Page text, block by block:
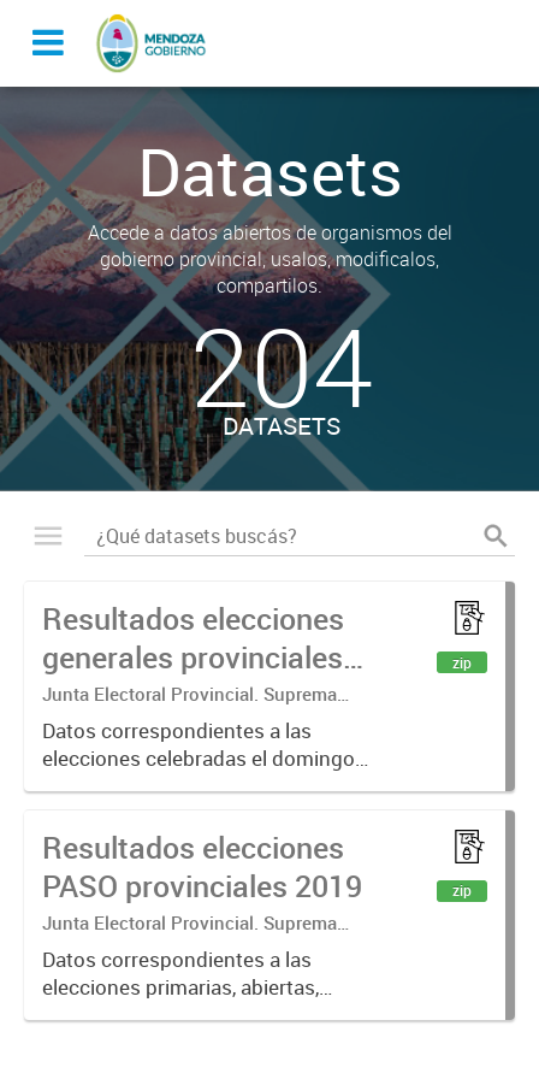
Datasets
Accede a datos abiertos de organismos del
gobierno provincial, usalos, modificalos,
compartilos.
204
DATASETS
Resultados elecciones
generales provinciales
2015
Junta Electoral Provincial. Suprema
Corte de Justicia. Poder Judicial
Mendoza.
Datos correspondientes a las
elecciones celebradas el domingo
21 de junio de 2015 en la Provincia
votaron los candidatos para cubrir
los cargos de: Gobernador,
Diputados...
zip
Resultados elecciones
PASO provinciales 2019
Junta Electoral Provincial. Suprema
Corte de Justicia. Poder Judicial
Mendoza.
Datos correspondientes a las
elecciones primarias, abiertas,
simultáneas y obligatorias de
zip